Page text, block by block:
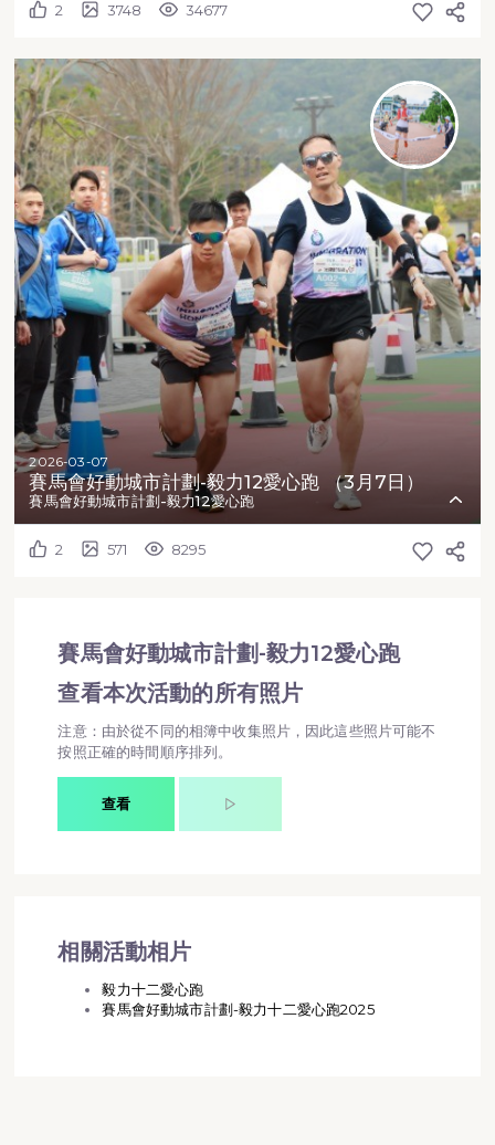
2 3748 34677
2026-03-07
賽馬會好動城市計劃-毅力12愛心跑 （3月7日）
賽馬會好動城市計劃-毅力12愛心跑
2 571 8295
賽馬會好動城市計劃-毅力12愛心跑
查看本次活動的所有照片
注意：由於從不同的相簿中收集照片，因此這些照片可能不
按照正確的時間順序排列。
查看
相關活動相片
毅力十二愛心跑
賽馬會好動城市計劃-毅力十二愛心跑2025